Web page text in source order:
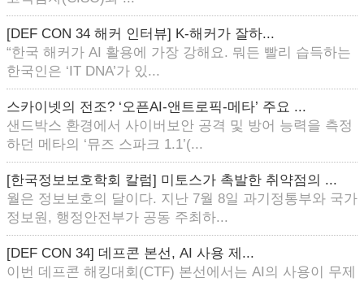
[DEF CON 34 해커 인터뷰] K-해커가 잘하...
“한국 해커가 AI 활용에 가장 강해요. 뭐든 빨리 습득하는
한국인은 ‘IT DNA’가 있...
스카이넷의 전조? ‘오픈AI-앤트로픽-메타’ 주요 ...
샌드박스 환경에서 사이버보안 공격 및 방어 능력을 측정
하던 메타의 ‘뮤즈 스파크 1.1’(...
[한국정보보호학회 칼럼] 미토스가 촉발한 취약점의 ...
월은 정보보호의 달이다. 지난 7월 8일 과기정통부와 국가
정보원, 행정안전부가 공동 주최하...
[DEF CON 34] 데프콘 본선, AI 사용 제...
이번 데프콘 해킹대회(CTF) 본선에서는 AI의 사용이 무제